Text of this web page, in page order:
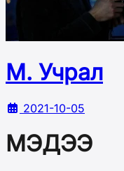
М. Учрал
2021-10-05
МЭДЭЭ